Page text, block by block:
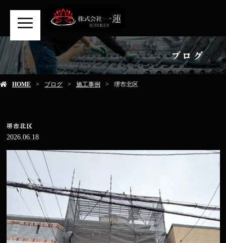
ブログ
HOME ブログ 施工事例 堺市北区
堺市北区
2026.06.18